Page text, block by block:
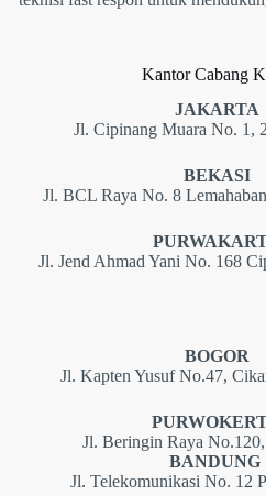
Kantor Cabang
JAKARTA
Jl. Cipinang Muara No. 1,
BEKASI
Jl. BCL Raya No. 8
Jl. Jend Ahmad Yani No. 168
BOGOR
Jl. Kapten Yusuf No.47,
Jl. Beringin Raya
BANDUNG
Jl. Telekomunikasi No. 12